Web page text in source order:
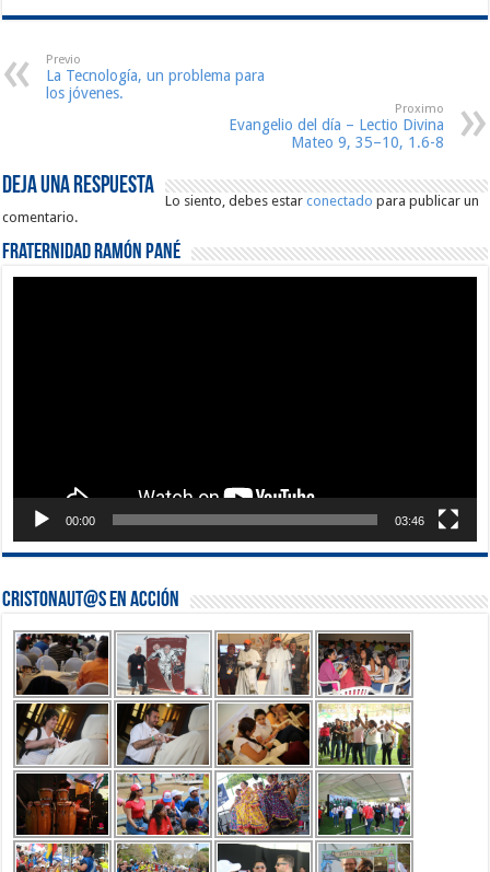
Previo
La Tecnología, un problema para
los jóvenes.
Proximo
Evangelio del día – Lectio Divina
Mateo 9, 35–10, 1.6-8
Deja una respuesta
Lo siento, debes estarconectado para publicar un
comentario.
Fraternidad Ramón Pané
00:00 03:46
Cristonaut@s en Acción